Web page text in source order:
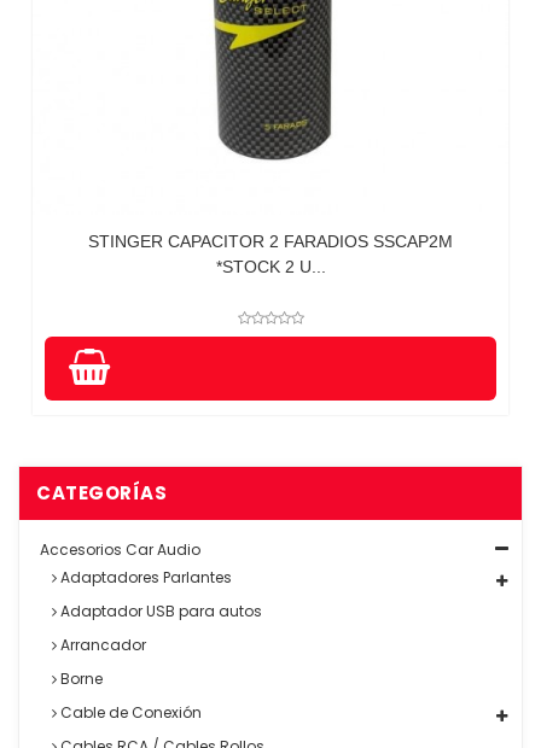
STINGER CAPACITOR 2 FARADIOS SSCAP2M
*STOCK 2 U...
CATEGORÍAS
Accesorios Car Audio
Adaptadores Parlantes
Adaptador USB para autos
Arrancador
Borne
Cable de Conexión